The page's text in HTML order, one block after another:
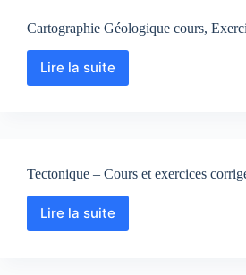
Cartographie Géologique cours,
Lire la suiteCartographie
Tectonique – Cours et exercices
Lire la suite
Tectonique
–